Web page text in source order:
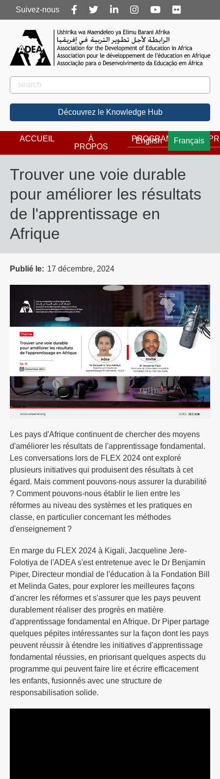
Follow
us
Suivez-nous
Rechercher
Rechercher
Découvrez le Knowledge Hub
English Français
ACCUEIL
À
PROPOS
PROGRAMMES
Trouver une voie durable
pour améliorer les résultats
de l'apprentissage en
Afrique
Publié le 17 décembre, 2024
Les pays d'Afrique continuent de chercher des moyens
d'améliorer les résultats de l'apprentissage fondamental.
Les conversations lors de FLEX 2024 ont exploré
plusieurs initiatives qui produisent des résultats à cet
égard. Mais comment pouvons-nous assurer la durabilité
? Comment pouvons-nous établir le lien entre les
réformes au niveau des systèmes et les pratiques en
classe, en particulier concernant les méthodes
d'enseignement ?
En marge du FLEX 2024 à Kigali, Jacqueline Jere-
Folotiya de l'ADEA s'est entretenue avec le Dr Benjamin
Piper, Directeur mondial de l'éducation à la Fondation Bill
et Melinda Gates, pour explorer les meilleures façons
d'ancrer les réformes et s'assurer que les pays peuvent
durablement réaliser des progrès en matière
d'apprentissage fondamental en Afrique. Dr Piper partage
quelques pépites intéressantes sur la façon dont les pays
peuvent réussir à étendre les initiatives d'apprentissage
fondamental réussies, en priorisant quelques aspects du
programme qui peuvent faire lire et écrire efficacement
les enfants, fusionnés avec une structure de
responsabilisation solide.